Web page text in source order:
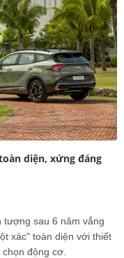
diện, xứng đáng
tượng sau 6 năm vắng
xác" toàn diện với thiết
động cơ.